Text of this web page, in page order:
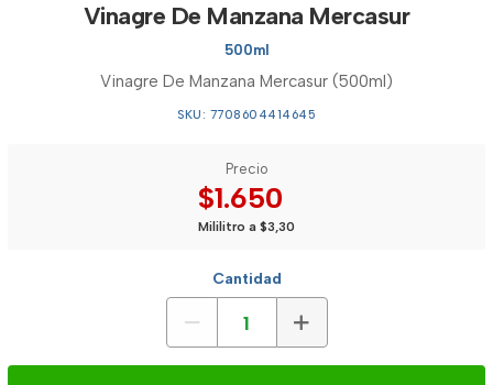
Vinagre De Manzana Mercasur
500ml
Vinagre De Manzana Mercasur (500ml)
SKU: 7708604414645
Precio
$1.650
Mililitro a $3,30
Cantidad